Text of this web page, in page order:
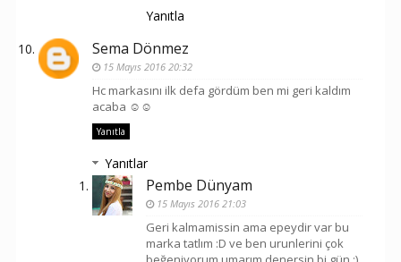
Yanıtla
Sema Dönmez
15 Mayıs 2016 20:32
Hc markasını ilk defa gördüm ben mi geri kaldım
acaba ☺️☺️
Yanıtla
Yanıtlar
Pembe Dünyam
15 Mayıs 2016 21:03
Geri kalmamissin ama epeydir var bu
marka tatlım :D ve ben urunlerini çok